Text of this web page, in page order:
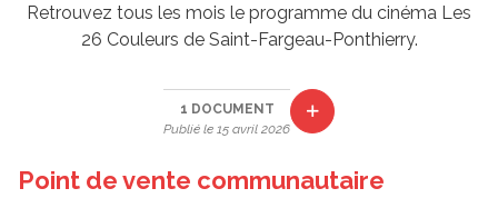
Retrouvez tous les mois le programme du cinéma Les
26 Couleurs de Saint-Fargeau-Ponthierry.
1 DOCUMENT
Publié le 15 avril 2026
Point de vente communautaire